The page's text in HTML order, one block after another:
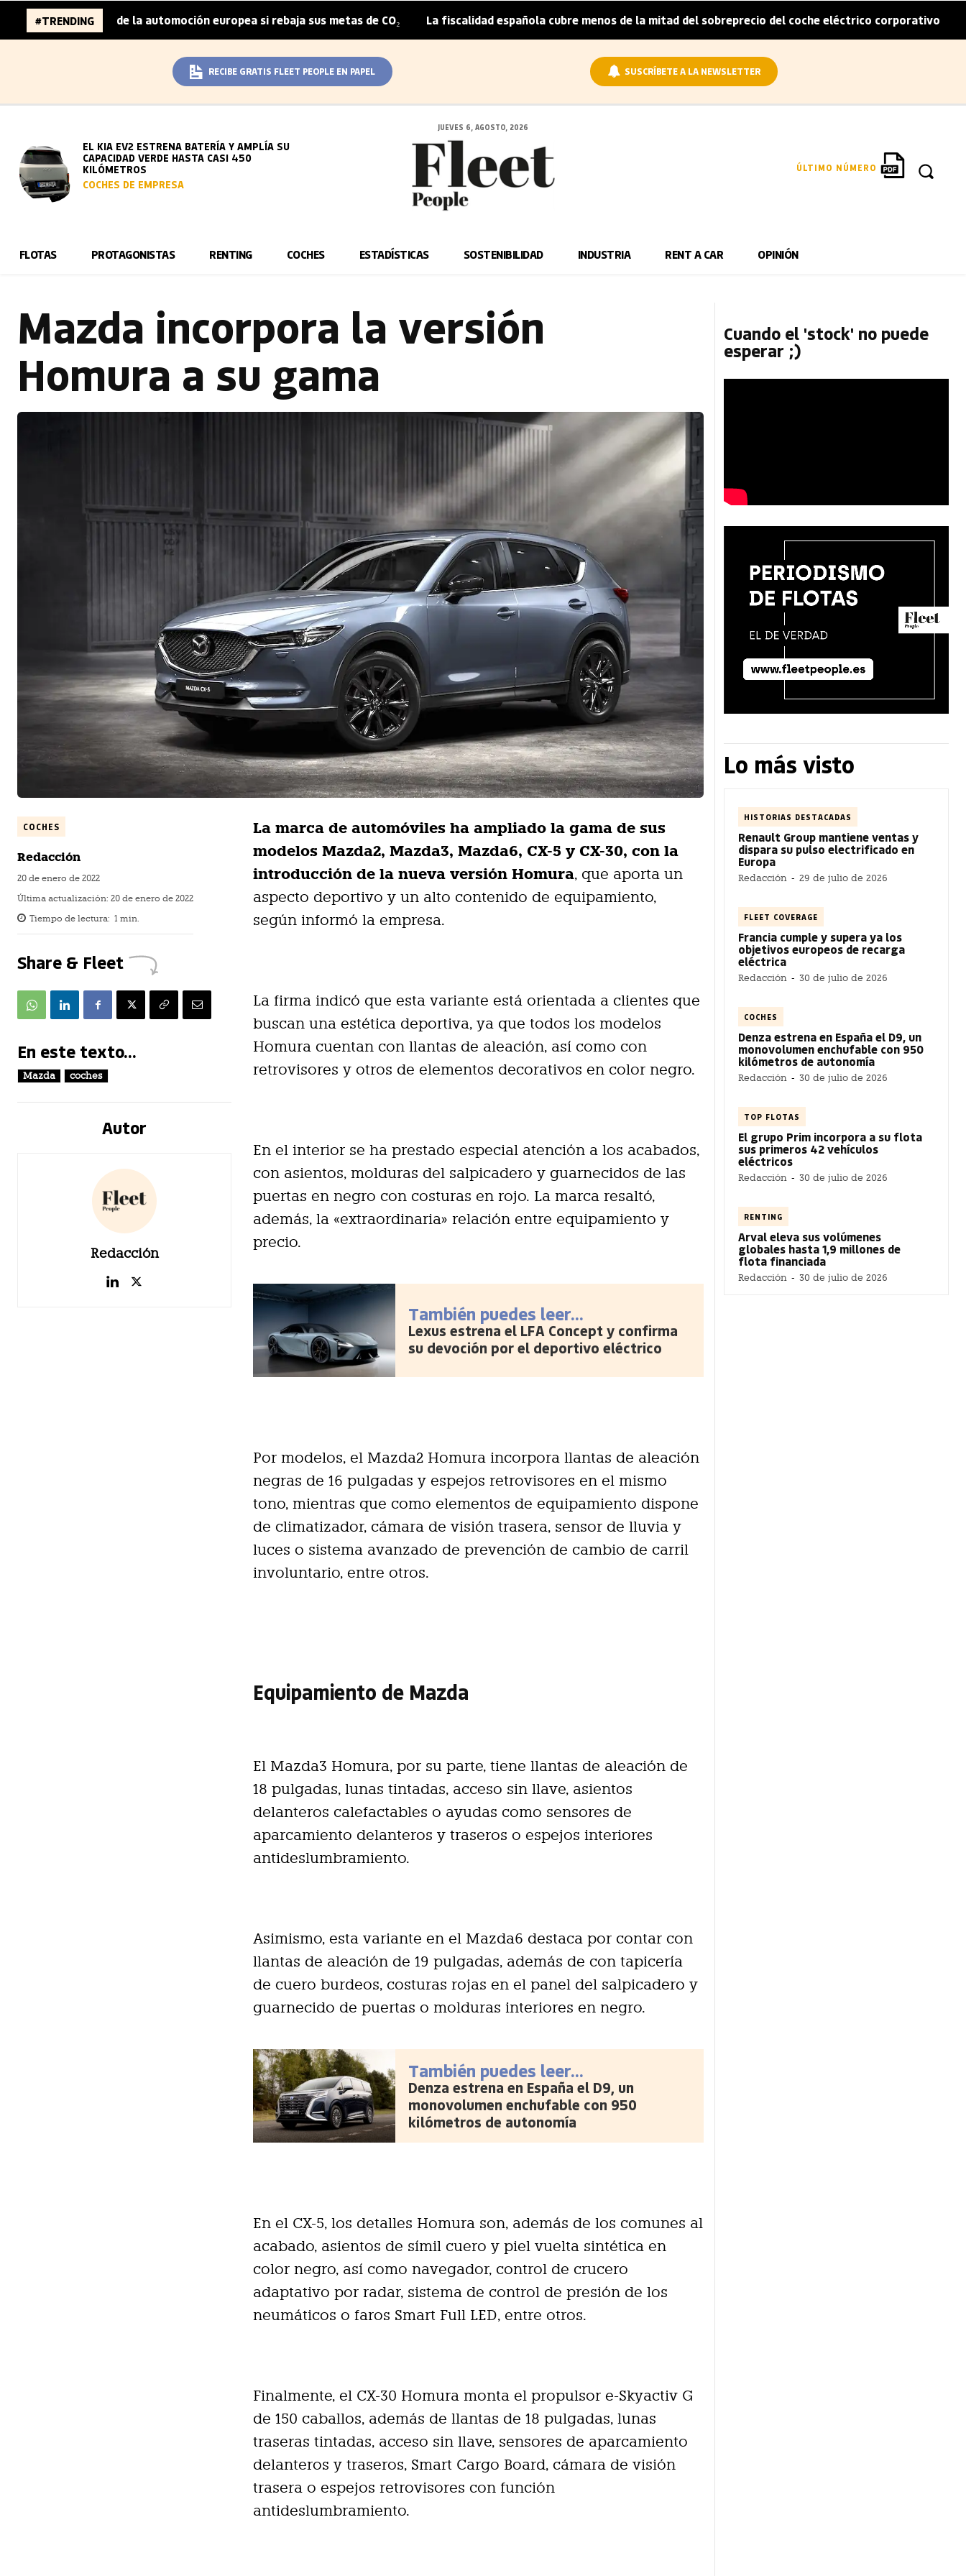
#TRENDING
de la automoción europea si rebaja sus metas de CO₂ | La fiscalidad española cubre menos de la mitad del sobreprecio del coche eléctrico corporativo | Arval
RECIBE GRATIS FLEET PEOPLE EN PAPEL SUSCRÍBETE A LA NEWSLETTER
EL KIA EV2 ESTRENA BATERÍA Y AMPLÍA SU
CAPACIDAD VERDE HASTA CASI 450
KILÓMETROS
COCHES DE EMPRESA
JUEVES 6, AGOSTO, 2026
ÚLTIMO NÚMERO
FLOTAS PROTAGONISTAS RENTING COCHES ESTADÍSTICAS SOSTENIBILIDAD INDUSTRIA RENT A CAR OPINIÓN
Mazda incorpora la versión
Homura a su gama
COCHES
Redacción
20 de enero de 2022
Última actualización: 20 de enero de 2022
Tiempo de lectura: 1 min.
Share & Fleet
En este texto...
Mazda coches
Autor
Redacción
La marca de automóviles ha ampliado la gama de sus
modelos Mazda2, Mazda3, Mazda6, CX-5 y CX-30, con la
introducción de la nueva versión Homura, que aporta un
aspecto deportivo y un alto contenido de equipamiento,
según informó la empresa.
La firma indicó que esta variante está orientada a clientes que
buscan una estética deportiva, ya que todos los modelos
Homura cuentan con llantas de aleación, así como con
retrovisores y otros de elementos decorativos en color negro.
En el interior se ha prestado especial atención a los acabados,
con asientos, molduras del salpicadero y guarnecidos de las
puertas en negro con costuras en rojo. La marca resaltó,
además, la «extraordinaria» relación entre equipamiento y
precio.
También puedes leer...
Lexus estrena el LFA Concept y confirma
su devoción por el deportivo eléctrico
Por modelos, el Mazda2 Homura incorpora llantas de aleación
negras de 16 pulgadas y espejos retrovisores en el mismo
tono, mientras que como elementos de equipamiento dispone
de climatizador, cámara de visión trasera, sensor de lluvia y
luces o sistema avanzado de prevención de cambio de carril
involuntario, entre otros.
Equipamiento de Mazda
El Mazda3 Homura, por su parte, tiene llantas de aleación de
18 pulgadas, lunas tintadas, acceso sin llave, asientos
delanteros calefactables o ayudas como sensores de
aparcamiento delanteros y traseros o espejos interiores
antideslumbramiento.
Asimismo, esta variante en el Mazda6 destaca por contar con
llantas de aleación de 19 pulgadas, además de con tapicería
de cuero burdeos, costuras rojas en el panel del salpicadero y
guarnecido de puertas o molduras interiores en negro.
También puedes leer...
Denza estrena en España el D9, un
monovolumen enchufable con 950
kilómetros de autonomía
En el CX-5, los detalles Homura son, además de los comunes al
acabado, asientos de símil cuero y piel vuelta sintética en
color negro, así como navegador, control de crucero
adaptativo por radar, sistema de control de presión de los
neumáticos o faros Smart Full LED, entre otros.
Finalmente, el CX-30 Homura monta el propulsor e-Skyactiv G
de 150 caballos, además de llantas de 18 pulgadas, lunas
traseras tintadas, acceso sin llave, sensores de aparcamiento
delanteros y traseros, Smart Cargo Board, cámara de visión
trasera o espejos retrovisores con función
antideslumbramiento.
Cuando el 'stock' no puede
esperar ;)
Lo más visto
HISTORIAS DESTACADAS
Renault Group mantiene ventas y
dispara su pulso electrificado en
Europa
Redacción - 29 de julio de 2026
FLEET COVERAGE
Francia cumple y supera ya los
objetivos europeos de recarga
eléctrica
Redacción - 30 de julio de 2026
COCHES
Denza estrena en España el D9, un
monovolumen enchufable con 950
kilómetros de autonomía
Redacción - 30 de julio de 2026
TOP FLOTAS
El grupo Prim incorpora a su flota
sus primeros 42 vehículos
eléctricos
Redacción - 30 de julio de 2026
RENTING
Arval eleva sus volúmenes
globales hasta 1,9 millones de
flota financiada
Redacción - 30 de julio de 2026